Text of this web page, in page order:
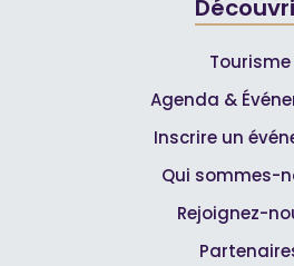
Tourisme
Agenda &
Inscrire un
Qui sommes-
Rejoignez-